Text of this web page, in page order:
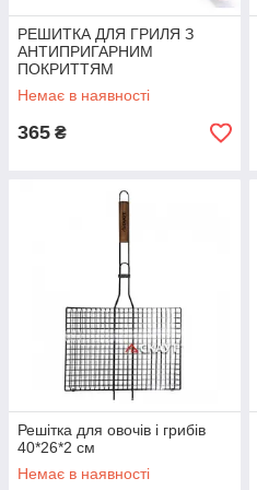
РЕШИТКА ДЛЯ ГРИЛЯ З
АНТИПРИГАРНИМ
ПОКРИТТЯМ
Немає в наявності
365 ₴
Решітка для овочів і грибів
40*26*2 см
Немає в наявності